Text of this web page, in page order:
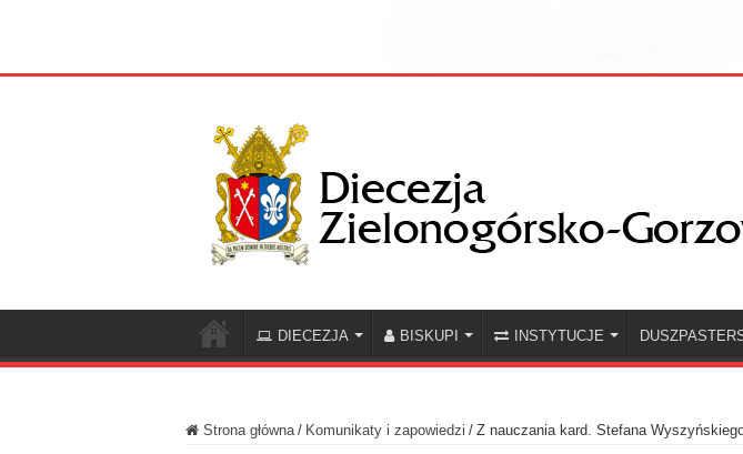
DIECEZJA BISKUPI INSTYTUCJE
Strona główna / Komunikaty i zapowiedzi / Z nauczania kard. Stefana